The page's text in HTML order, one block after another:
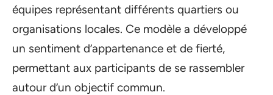
équipes représentant différents quartiers ou
organisations locales. Ce modèle a développé
un sentiment d’appartenance et de fierté,
permettant aux participants de se rassembler
autour d’un objectif commun.